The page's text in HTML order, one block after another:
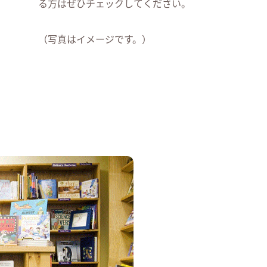
る方はぜひチェックしてください。
（写真はイメージです。）